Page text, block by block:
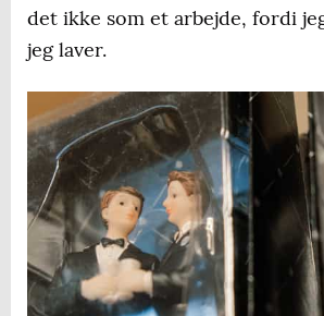
det ikke som et arbejde, fordi
jeg laver.